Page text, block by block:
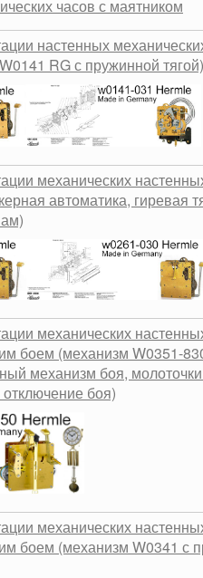
часов с маятником
настенных
RG с пружинной тягой)
механических
автоматика, гиревая
механических
боем (механизм W0351-
механизм боя,
боя)
механических
боем (механизм W0341 с